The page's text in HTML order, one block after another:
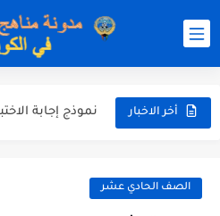
أخر الاخبار
الصف الحادي عشر